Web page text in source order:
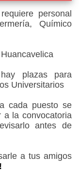
requiere personal
Químico
plazas para
Universitarios
cada puesto se
a la convocatoria
antes de
a tus amigos